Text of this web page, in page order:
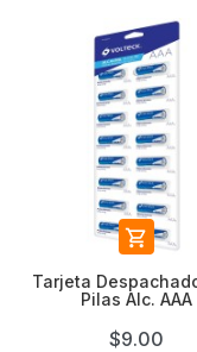

Tarjeta
Pilas Alc. AAA
$9.00